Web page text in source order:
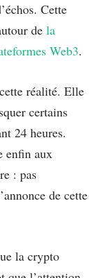
Cette
de la
Web3.
réalité. Elle
certains
24 heures.
enfin aux
: pas
de cette
la crypto